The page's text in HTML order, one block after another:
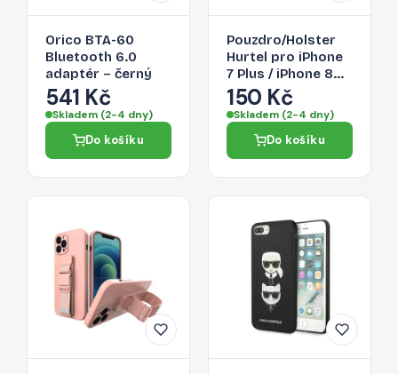
Orico BTA-60
Bluetooth 6.0
adaptér – černý
541 Kč
Skladem (2-4 dny)
Do košíku
Pouzdro/Holster
Hurtel pro iPhone
7 Plus / iPhone 8
Plus - červené
150 Kč
Skladem (2-4 dny)
Do košíku